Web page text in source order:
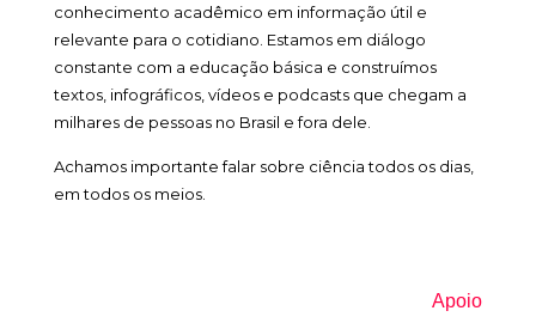
conhecimento acadêmico em informação útil e
relevante para o cotidiano. Estamos em diálogo
constante com a educação básica e construímos
textos, infográficos, vídeos e podcasts que chegam a
milhares de pessoas no Brasil e fora dele.
Achamos importante falar sobre ciência todos os dias,
em todos os meios.
Apoio